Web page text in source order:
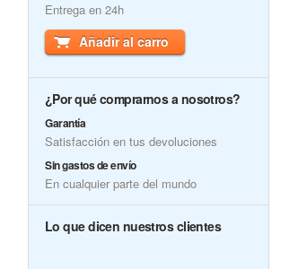
Entrega en 24h
Añadir al carro
¿Por qué comprarnos a nosotros?
Garantía
Satisfacción en tus devoluciones
Sin gastos de envío
En cualquier parte del mundo
Lo que dicen nuestros clientes